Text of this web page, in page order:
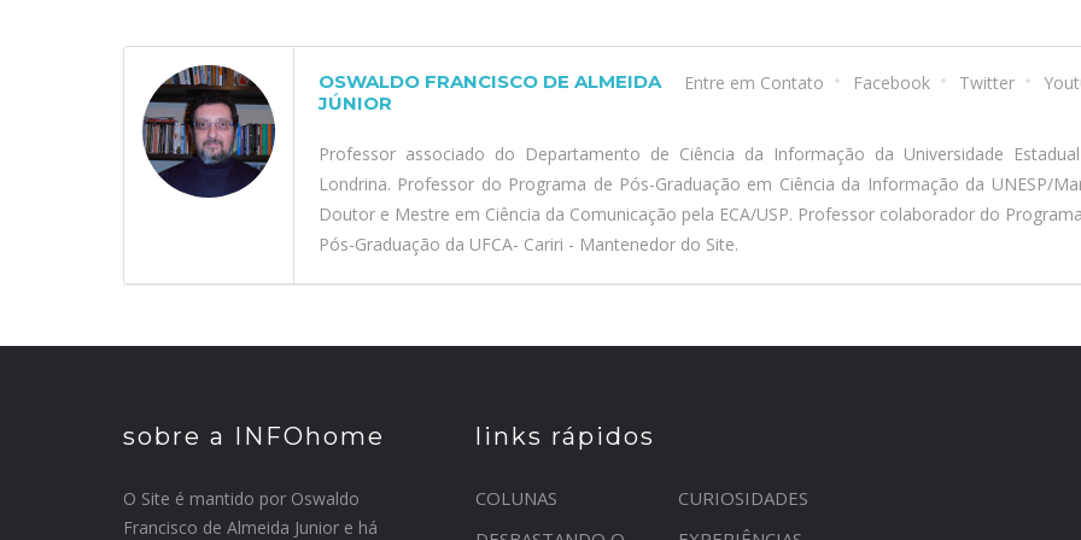
Entre em Contato Facebook Twitter
OSWALDO FRANCISCO DE ALMEIDA
JÚNIOR
Professor associado do Departamento de Ciência da Informação da Universidade
Londrina. Professor do Programa de Pós-Graduação em Ciência da Informação da UNESP/
Doutor e Mestre em Ciência da Comunicação pela ECA/USP. Professor colaborador do
Pós-Graduação da UFCA- Cariri - Mantenedor do Site.
sobre a INFOhome
O Site é mantido por Oswaldo
Francisco de Almeida Junior e há
links rápidos
COLUNAS
CURIOSIDADES